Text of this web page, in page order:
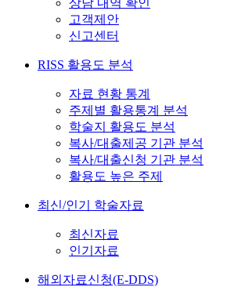
상담 내역 확인
고객제안
신고센터
RISS 활용도 분석
자료 현황 통계
주제별 활용통계 분석
학술지 활용도 분석
복사/대출제공 기관 분석
복사/대출신청 기관 분석
활용도 높은 주제
최신/인기 학술자료
최신자료
인기자료
해외자료신청(E-DDS)